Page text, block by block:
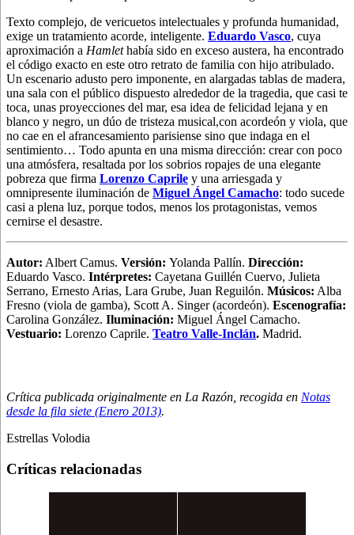
Texto complejo, de vericuetos intelectuales y profunda humanidad,
exige un tratamiento acorde, inteligente. Eduardo Vasco, cuya
aproximación a Hamlethabía sido en exceso austera, ha encontrado
el código exacto en este otro retrato de familia con hijo atribulado.
Un escenario adusto pero imponente, en alargadas tablas de madera,
una sala con el público dispuesto alrededor de la tragedia, que casi te
toca, unas proyecciones del mar, esa idea de felicidad lejana y en
blanco y negro, un dúo de tristeza musical,con acordeón y viola, que
no cae en el afrancesamiento parisiense sino que indaga en el
sentimiento… Todo apunta en una misma dirección: crear con poco
una atmósfera, resaltada por los sobrios ropajes de una elegante
pobreza que firma Lorenzo Caprile y una arriesgada y
omnipresente iluminación de Miguel Ángel Camacho: todo sucede
casi a plena luz, porque todos, menos los protagonistas, vemos
cernirse el desastre.
Autor: Albert Camus. Versión: Yolanda Pallín. Dirección:
Eduardo Vasco. Intérpretes: Cayetana Guillén Cuervo, Julieta
Serrano, Ernesto Arias, Lara Grube, Juan Reguilón. Músicos: Alba
Fresno (viola de gamba), Scott A. Singer (acordeón). Escenografía:
Carolina González. Iluminación: Miguel Ángel Camacho.
Vestuario: Lorenzo Caprile. Teatro Valle-Inclán. Madrid.
Crítica publicada originalmente en La Razón, recogida en Notas
desde la fila siete (Enero 2013).
Estrellas Volodia
Críticas relacionadas